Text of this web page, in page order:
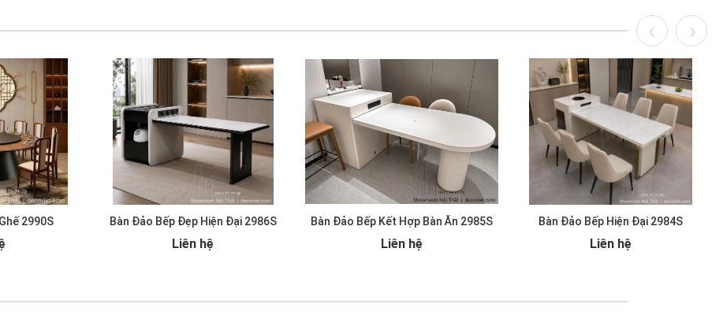
2990S Bàn Đảo Bếp Đẹp Hiện Đại 2986S
Liên hệ
Bàn Đảo Bếp Kết Hợp Bàn Ăn 2985S
Liên hệ
Bàn Đảo Bếp Hiện Đại 2984S
Liên hệ